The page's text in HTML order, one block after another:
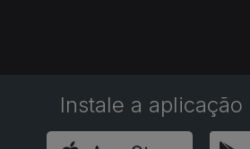
Instale a aplicação